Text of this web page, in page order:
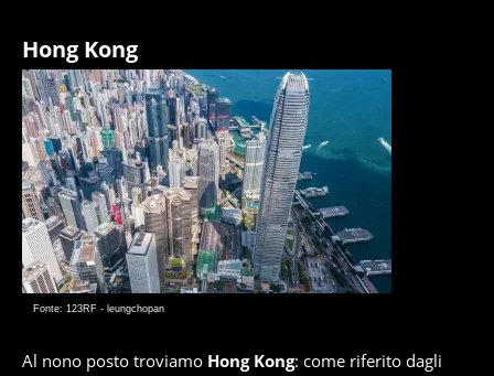
Hong Kong
Fonte: 123RF - leungchopan
Al nono posto troviamo Hong Kong: come riferito dagli